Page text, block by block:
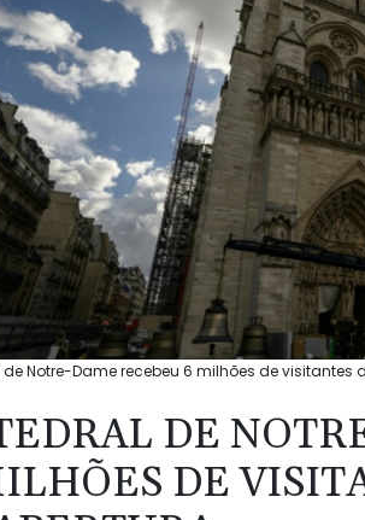
Notre-Dame recebeu 6 milhões de visitantes
DE
DE